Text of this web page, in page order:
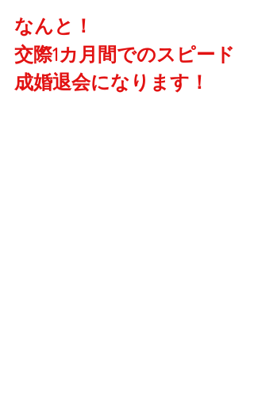
なんと！
交際1カ月間でのスピード
成婚退会になります！